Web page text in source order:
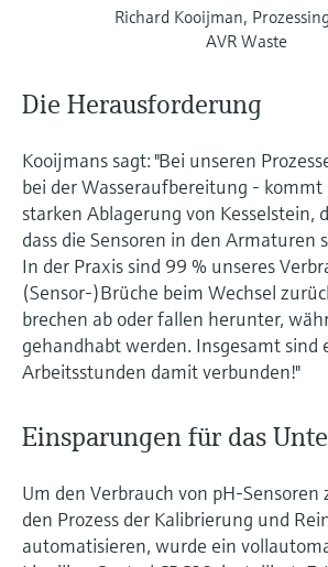
Richard Kooijman,
AVR Waste
Die Herausforderung
Kooijmans sagt: "Bei unseren
bei der Wasseraufbereitung - kommt
starken Ablagerung von Kesselstein,
dass die Sensoren in den Armaturen
In der Praxis sind 99 % unseres
(Sensor-)Brüche beim Wechsel
brechen ab oder fallen herunter,
gehandhabt werden. Insgesamt sind
Arbeitsstunden damit verbunden!"
Einsparungen für das
Um den Verbrauch von pH-Sensoren
den Prozess der Kalibrierung und
automatisieren, wurde ein